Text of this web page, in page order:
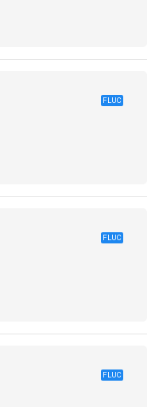
FLUC
FLUC
FLUC